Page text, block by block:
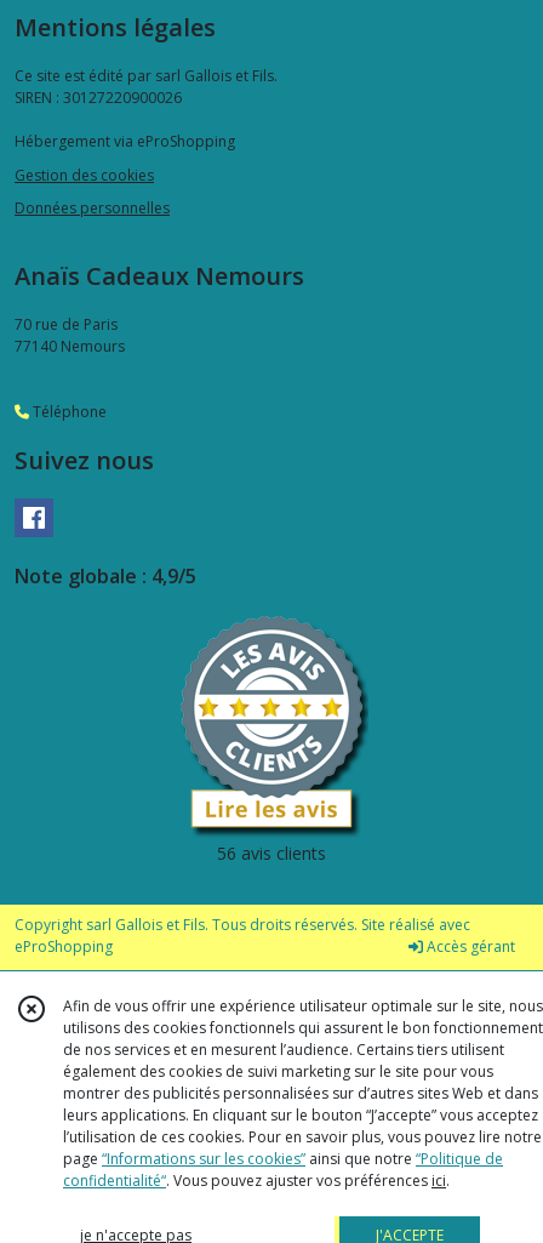
Mentions légales
Ce site est édité par sarl Gallois et Fils.
SIREN : 30127220900026
Hébergement via eProShopping
Gestion des cookies
Données personnelles
Anaïs Cadeaux Nemours
70 rue de Paris
77140 Nemours
Téléphone
Suivez nous
Note globale : 4,9/5
56 avis clients
Copyright sarl Gallois et Fils. Tous droits réservés. Site réalisé avec
eProShopping
Accès gérant
Afin de vous offrir une expérience utilisateur optimale sur le site, nous
utilisons des cookies fonctionnels qui assurent le bon fonctionnement
de nos services et en mesurent l’audience. Certains tiers utilisent
également des cookies de suivi marketing sur le site pour vous
montrer des publicités personnalisées sur d’autres sites Web et dans
leurs applications. En cliquant sur le bouton “J’accepte” vous acceptez
l’utilisation de ces cookies. Pour en savoir plus, vous pouvez lire notre
page “Informations sur les cookies” ainsi que notre “Politique de
confidentialité“. Vous pouvez ajuster vos préférences ici.
je n'accepte pas J'ACCEPTE